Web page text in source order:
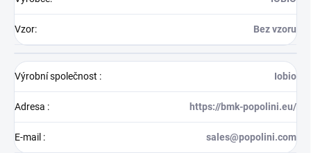
Vzor: Bez vzoru
Výrobní společnost : Iobio
Adresa : https://bmk-popolini.eu/
E-mail : sales@popolini.com